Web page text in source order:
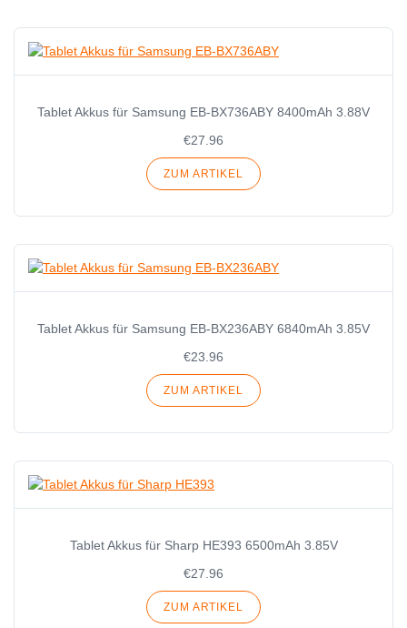
Tablet Akkus für Samsung EB-BX736ABY 8400mAh 3.88V
€27.96
ZUM ARTIKEL
Tablet Akkus für Samsung EB-BX236ABY 6840mAh 3.85V
€23.96
ZUM ARTIKEL
Tablet Akkus für Sharp HE393 6500mAh 3.85V
€27.96
ZUM ARTIKEL